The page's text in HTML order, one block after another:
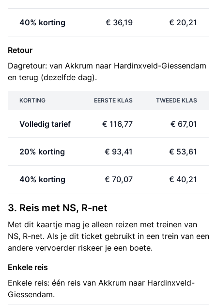
40% korting € 36,19 € 20,21
Retour
Dagretour: van Akkrum naar Hardinxveld-Giessendam
en terug (dezelfde dag).
KORTING EERSTE KLAS TWEEDE KLAS
Volledig tarief € 116,77 € 67,01
20% korting € 93,41 € 53,61
40% korting € 70,07 € 40,21
3. Reis met NS, R-net
Met dit kaartje mag je alleen reizen met treinen van
NS, R-net. Als je dit ticket gebruikt in een trein van een
andere vervoerder riskeer je een boete.
Enkele reis
Enkele reis: één reis van Akkrum naar Hardinxveld-
Giessendam.